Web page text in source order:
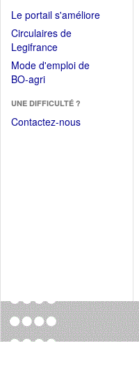
Le portail s'améliore(Fichier
Circulaires de
Legifrance(Ouvrir
dans
une
fenêtre)
Mode d'emploi de
BO-agri(Ouvrir
une
nouvelle
UNE DIFFICULTÉ ?
Contactez-nous